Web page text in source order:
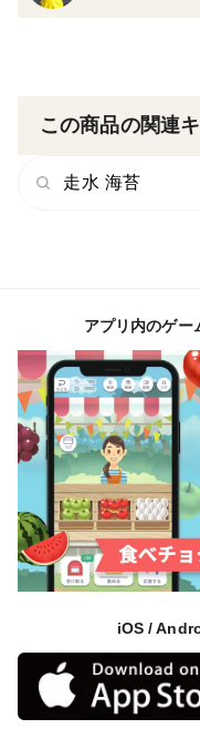
この商品の関連
走水 海苔
アプリ内のゲー
iOS /